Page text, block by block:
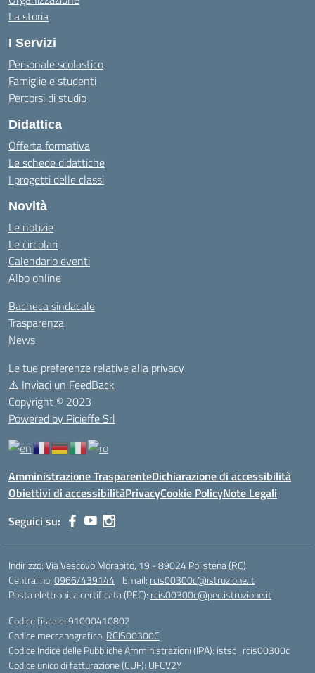
La storia
I Servizi
Personale scolastico
Famiglie e studenti
Percorsi di studio
Didattica
Offerta formativa
Le schede didattiche
I progetti delle classi
Novità
Le notizie
Le circolari
Calendario eventi
Albo online
Bacheca sindacale
Trasparenza
News
Le tue preferenze relative alla privacy
⚠️ Inviaci un FeedBack
Copyright © 2023
Powered by Picieffe Srl
Amministrazione TrasparenteDichiarazione di accessibilità
Obiettivi di accessibilitàPrivacyCookie PolicyNote Legali
Seguici su:
Indirizzo:Via Vescovo Morabito, 19 - 89024 Polistena (RC)
Centralino:0966/439144 Email: rcis00300c@istruzione.it
Posta elettronica certificata (PEC): rcis00300c@pec.istruzione.it
Codice fiscale: 91000410802
Codice meccanografico: RCIS00300C
Codice Indice delle Pubbliche Amministrazioni (IPA): istsc_rcis00300c
Codice unico di fatturazione (CUF): UFCV2Y